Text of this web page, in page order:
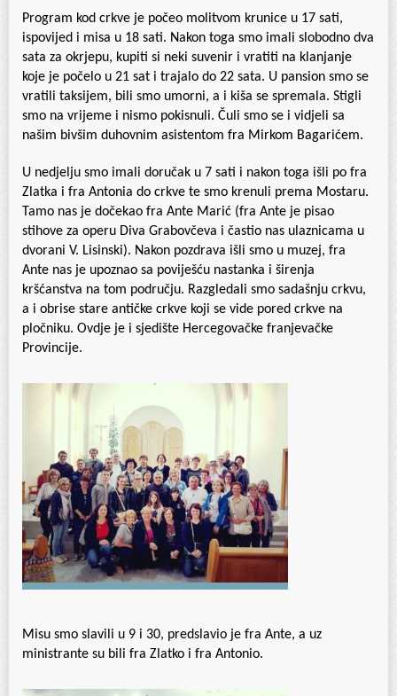
Program kod crkve je počeo molitvom krunice u 17 sati,
ispovijed i misa u 18 sati. Nakon toga smo imali slobodno dva
sata za okrjepu, kupiti si neki suvenir i vratiti na klanjanje
koje je počelo u 21 sat i trajalo do 22 sata. U pansion smo se
vratili taksijem, bili smo umorni, a i kiša se spremala. Stigli
smo na vrijeme i nismo pokisnuli. Čuli smo se i vidjeli sa
našim bivšim duhovnim asistentom fra Mirkom Bagarićem.
U nedjelju smo imali doručak u 7 sati i nakon toga išli po fra
Zlatka i fra Antonia do crkve te smo krenuli prema Mostaru.
Tamo nas je dočekao fra Ante Marić (fra Ante je pisao
stihove za operu Diva Grabovčeva i častio nas ulaznicama u
dvorani V. Lisinski). Nakon pozdrava išli smo u muzej, fra
Ante nas je upoznao sa poviješću nastanka i širenja
kršćanstva na tom području. Razgledali smo sadašnju crkvu,
a i obrise stare antičke crkve koji se vide pored crkve na
pločniku. Ovdje je i sjedište Hercegovačke franjevačke
Provincije.
Misu smo slavili u 9 i 30, predslavio je fra Ante, a uz
ministrante su bili fra Zlatko i fra Antonio.